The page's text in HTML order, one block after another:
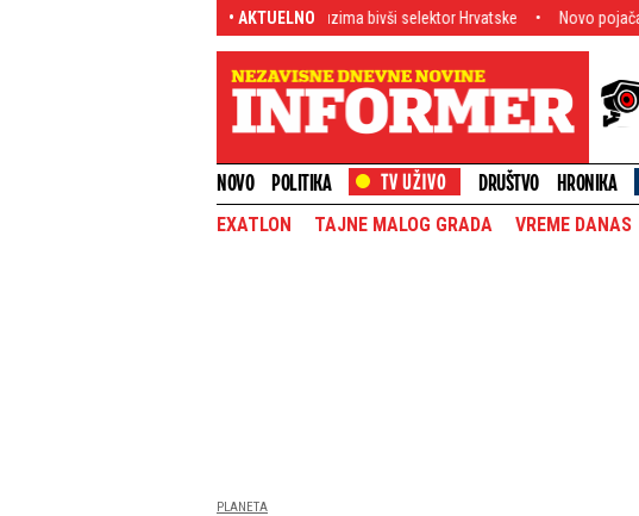
• AKTUELNO
Evo koju reprezentaciju preuzima bivši selektor Hrvatske Novo pojačanje
NOVO POLITIKA DRUŠTVO HRONIKA
EXATLON TAJNE MALOG GRADA VREME DANAS
PLANETA